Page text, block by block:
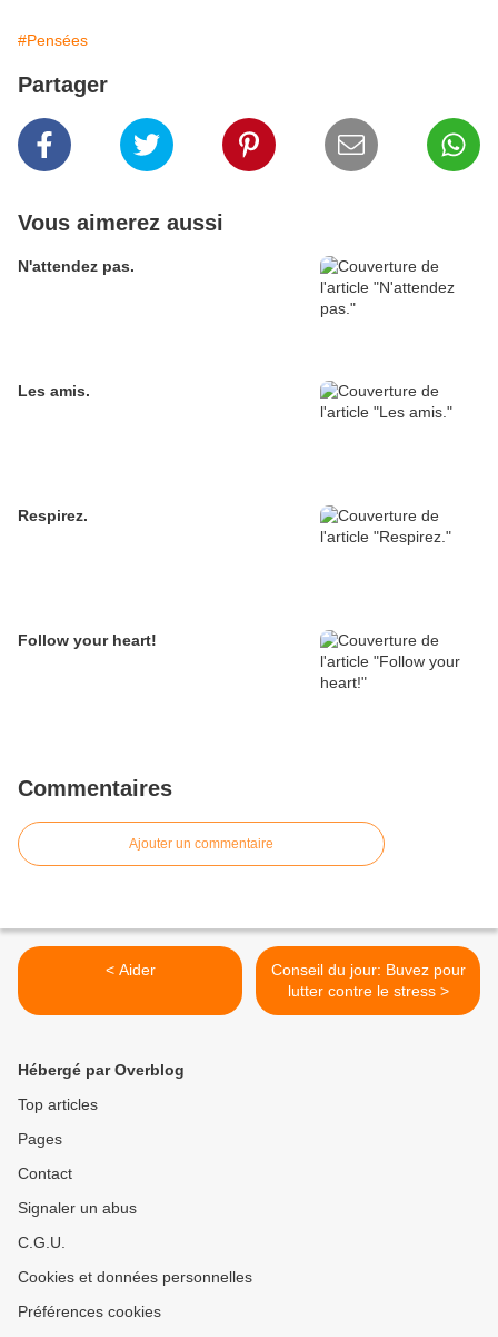
#Pensées
Partager
Vous aimerez aussi
N'attendez pas.
Les amis.
Respirez.
Follow your heart!
Commentaires
Ajouter un commentaire
< Aider
Conseil du jour: Buvez pour
lutter contre le stress >
Hébergé par Overblog
Top articles
Pages
Contact
Signaler un abus
C.G.U.
Cookies et données personnelles
Préférences cookies